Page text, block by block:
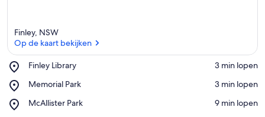
Finley, NSW
Op de kaart bekijken
Finley Library
Place,
Library
‪3 min lopen‬
Memorial Park
Place,
Park
‪3 min lopen‬
McAllister Park
Place,
‪9 min lopen‬